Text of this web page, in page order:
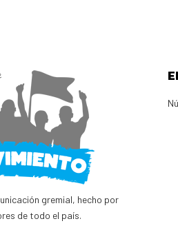
gremial, hecho por
de todo el país.